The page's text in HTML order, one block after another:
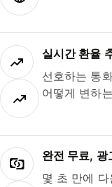
실시간 환율
선호하는 통
어떻게 변하
완전 무료, 광
몇 초 만에